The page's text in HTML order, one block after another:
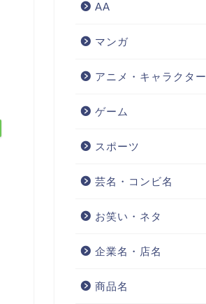
AA
マンガ
アニメ・キャラクター
ゲーム
スポーツ
芸名・コンビ名
お笑い・ネタ
企業名・店名
商品名